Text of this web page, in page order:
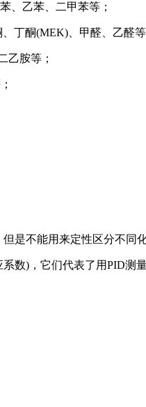
、乙苯、二甲苯等；
丁酮(MEK)、甲醛、乙醛等
乙胺等；
是不能用来定性区分不同化
数)，它们代表了用PID